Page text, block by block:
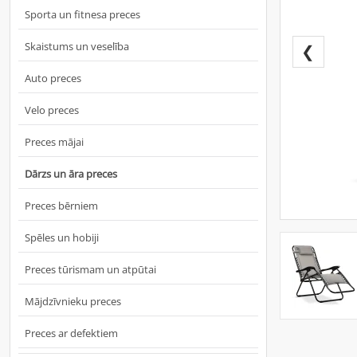
Sporta un fitnesa preces
Skaistums un veselība
Auto preces
Velo preces
Preces mājai
Dārzs un āra preces
Preces bērniem
Spēles un hobiji
Preces tūrismam un atpūtai
Mājdzīvnieku preces
Preces ar defektiem
❮